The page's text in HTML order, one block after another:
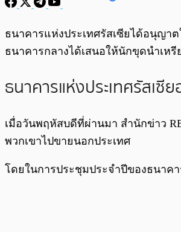
พร้อมเล่น
ธนาคารแห่งประเทศรัสเซียได้อนุญา
ธนาคารกลางได้เสนอให้นักขุดนำเห
ธนาคารแห่งประเทศรัสเ
เมื่อวันพฤหัสบดีที่ผ่านมา สำนักข่าว
พวกเขาไปขายนอกประเทศ
โดยในการประชุมประจำปีของธนาคา